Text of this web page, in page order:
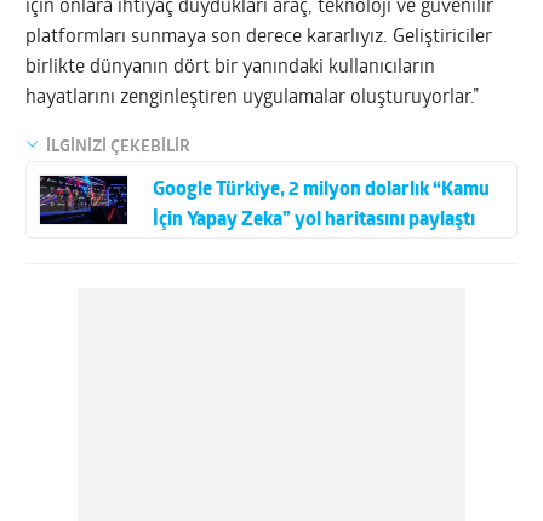
için onlara ihtiyaç duydukları araç, teknoloji ve güvenilir
platformları sunmaya son derece kararlıyız. Geliştiriciler
birlikte dünyanın dört bir yanındaki kullanıcıların
hayatlarını zenginleştiren uygulamalar oluşturuyorlar.”
İLGİNİZİ ÇEKEBİLİR
Google Türkiye, 2 milyon dolarlık “Kamu
İçin Yapay Zeka” yol haritasını paylaştı